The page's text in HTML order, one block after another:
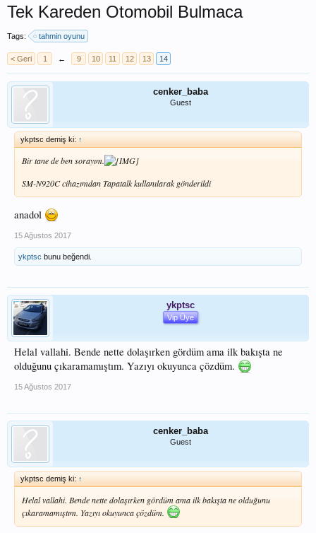
Tek Kareden Otomobil Bulmaca
Tags: tahmin oyunu
< Geri 1 ← 9 10 11 12 13 14
cenker_baba
Guest
ykptsc demiş ki: ↑
Bir tane de ben sorayım.
SM-N920C cihazımdan Tapatalk kullanılarak gönderildi
anadol
15 Ağustos 2017
ykptsc bunu beğendi.
ykptsc
Vip Üye
Helal vallahi. Bende nette dolaşırken gördüm ama ilk bakışta ne
olduğunu çıkaramamıştım. Yazıyı okuyunca çözdüm.
15 Ağustos 2017
cenker_baba
Guest
ykptsc demiş ki: ↑
Helal vallahi. Bende nette dolaşırken gördüm ama ilk bakışta ne olduğunu
çıkaramamıştım. Yazıyı okuyunca çözdüm.